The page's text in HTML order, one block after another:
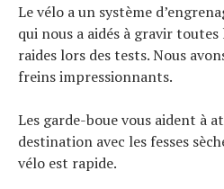
Le vélo a un système
qui nous a aidés à gravir
raides lors des tests. Nous
freins impressionnants.
Les garde-boue vous aident à
destination avec les fesses
vélo est rapide.